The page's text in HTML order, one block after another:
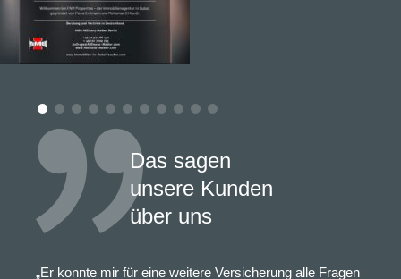
Das sagen
unsere Kunden
über uns
„Er konnte mir für eine weitere Versicherung alle Fragen